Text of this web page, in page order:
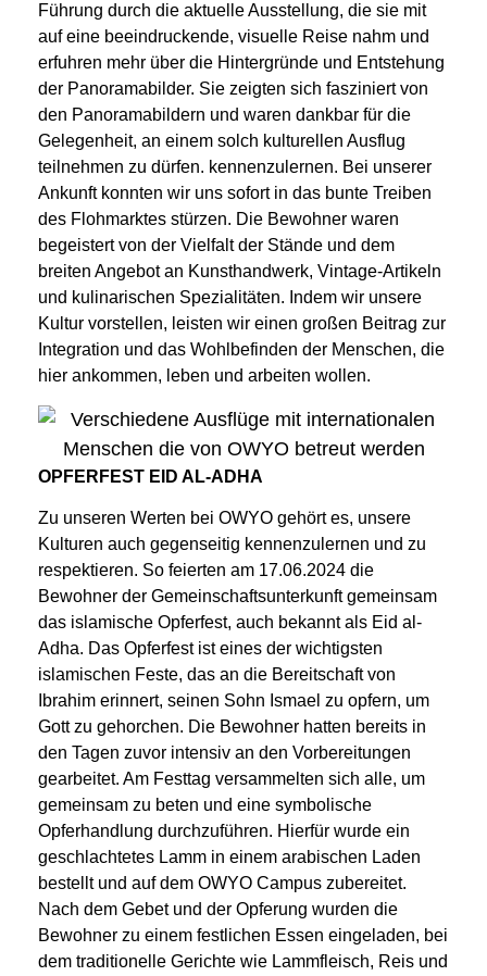
Führung durch die aktuelle Ausstellung, die sie mit
auf eine beeindruckende, visuelle Reise nahm und
erfuhren mehr über die Hintergründe und Entstehung
der Panoramabilder. Sie zeigten sich fasziniert von
den Panoramabildern und waren dankbar für die
Gelegenheit, an einem solch kulturellen Ausflug
teilnehmen zu dürfen. kennenzulernen. Bei unserer
Ankunft konnten wir uns sofort in das bunte Treiben
des Flohmarktes stürzen. Die Bewohner waren
begeistert von der Vielfalt der Stände und dem
breiten Angebot an Kunsthandwerk, Vintage-Artikeln
und kulinarischen Spezialitäten. Indem wir unsere
Kultur vorstellen, leisten wir einen großen Beitrag zur
Integration und das Wohlbefinden der Menschen, die
hier ankommen, leben und arbeiten wollen.
OPFERFEST EID AL-ADHA
Zu unseren Werten bei OWYO gehört es, unsere
Kulturen auch gegenseitig kennenzulernen und zu
respektieren. So feierten am 17.06.2024 die
Bewohner der Gemeinschaftsunterkunft gemeinsam
das islamische Opferfest, auch bekannt als Eid al-
Adha. Das Opferfest ist eines der wichtigsten
islamischen Feste, das an die Bereitschaft von
Ibrahim erinnert, seinen Sohn Ismael zu opfern, um
Gott zu gehorchen. Die Bewohner hatten bereits in
den Tagen zuvor intensiv an den Vorbereitungen
gearbeitet. Am Festtag versammelten sich alle, um
gemeinsam zu beten und eine symbolische
Opferhandlung durchzuführen. Hierfür wurde ein
geschlachtetes Lamm in einem arabischen Laden
bestellt und auf dem OWYO Campus zubereitet.
Nach dem Gebet und der Opferung wurden die
Bewohner zu einem festlichen Essen eingeladen, bei
dem traditionelle Gerichte wie Lammfleisch, Reis und